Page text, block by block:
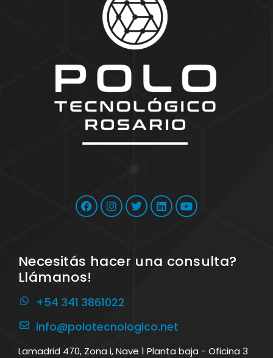
Necesitás hacer una consulta?
Llámanos!
+54 341 3861022
info@polotecnologico.net
Lamadrid 470, Zona i, Nave 1 Planta baja - Oficina 3